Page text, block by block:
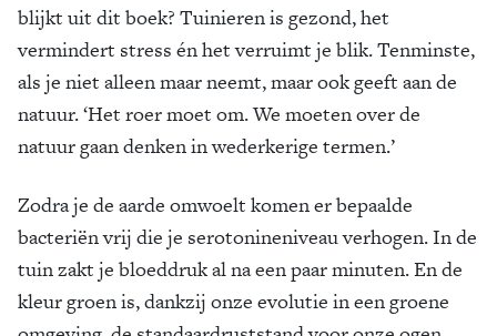
blijkt uit dit boek? Tuinieren is gezond, het
vermindert stress én het verruimt je blik. Tenminste,
als je niet alleen maar neemt, maar ook geeft aan de
natuur. ‘Het roer moet om. We moeten over de
natuur gaan denken in wederkerige termen.’
Zodra je de aarde omwoelt komen er bepaalde
bacteriën vrij die je serotonineniveau ver­hogen. In de
tuin zakt je bloeddruk al na een paar minuten. En de
kleur groen is, dankzij onze evolutie in een groene